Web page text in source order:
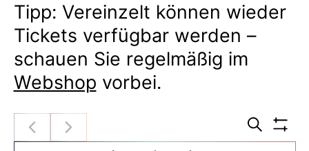
Tipp: Vereinzelt können wieder
Tickets verfügbar werden –
schauen Sie regelmäßig im
Webshop vorbei.
Suche